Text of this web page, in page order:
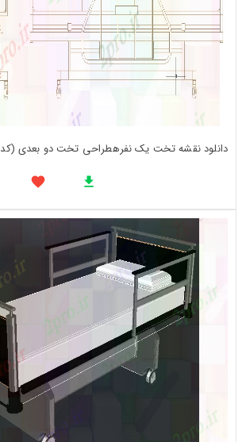
دانلود نقشه تخت یک نفرهطراحی تخت دو بعدی (کد51844)